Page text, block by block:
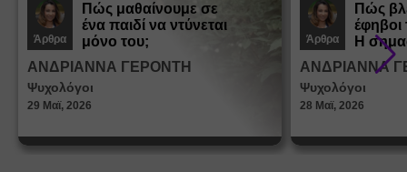
Άρθρα
Πώς μαθαίνουμε σε
ένα παιδί να ντύνεται
μόνο του;
ΑΝΔΡΙΑΝΝΑ ΓΕΡΟΝΤΗ
Ψυχολόγοι
29 Μαϊ, 2026
Άρθρα
Πώς
Η
στη
ΑΝΔΡΙΑΝΝΑ
Ψυχολόγοι
28 Μαϊ, 2026